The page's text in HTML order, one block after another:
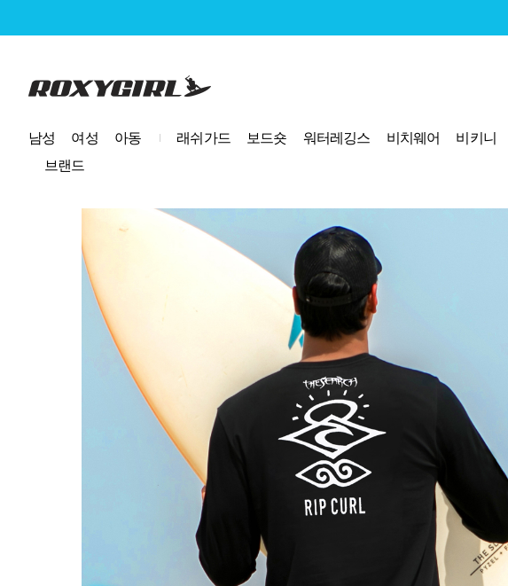
로고
남성 여성 아동 래쉬가드 보드숏 워터레깅스 비치웨어 비키니
브랜드